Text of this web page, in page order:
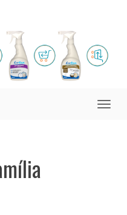
Toggle